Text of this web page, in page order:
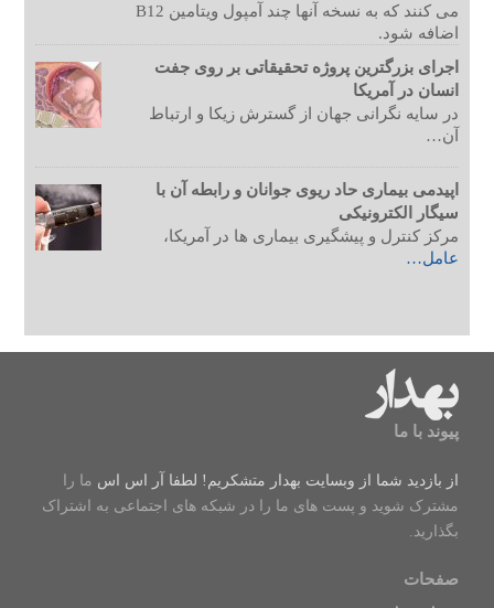
می کنند که به نسخه آنها چند آمپول ویتامین B12
اضافه شود.
اجرای بزرگترین پروژه تحقیقاتی بر روی جفت
انسان در آمریکا
در سایه نگرانی جهان از گسترش زیکا و ارتباط
آن…
اپیدمی بیماری حاد ریوی جوانان و رابطه آن با
سیگار الکترونیکی
مرکز کنترل و پیشگیری بیماری ها در آمریکا،
عامل…
پیوند با ما
از بازدید شما از وبسایت بهدار متشکریم! لطفا آر اس اس ما را
مشترک شوید و پست های ما را در شبکه های اجتماعی به اشتراک
بگذارید.
صفحات